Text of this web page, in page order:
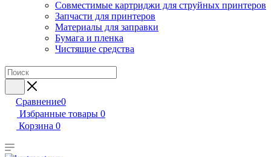
Совместимые картриджи для струйных принтеров
Запчасти для принтеров
Материалы для заправки
Бумага и пленка
Чистящие средства
Сравнение0
Избранные товары 0
Корзина 0